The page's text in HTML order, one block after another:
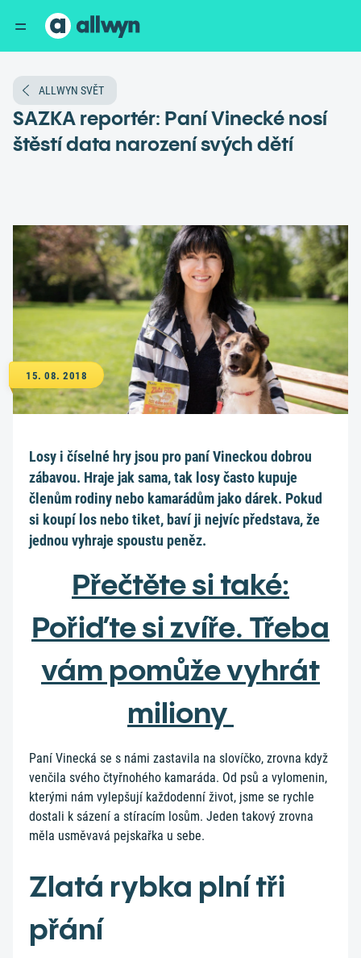
ALLWYN SVĚT
SAZKA reportér: Paní Vinecké nosí
štěstí data narození svých dětí
15. 08. 2018
Losy i číselné hry jsou pro paní Vineckou dobrou
zábavou. Hraje jak sama, tak losy často kupuje
členům rodiny nebo kamarádům jako dárek. Pokud
si koupí los nebo tiket, baví ji nejvíc představa, že
jednou vyhraje spoustu peněz.
Přečtěte si také:
Pořiďte si zvíře. Třeba
vám pomůže vyhrát
miliony
Paní Vinecká se s námi zastavila na slovíčko, zrovna když
venčila svého čtyřnohého kamaráda. Od psů a vylomenin,
kterými nám vylepšují každodenní život, jsme se rychle
dostali k sázení a stíracím losům. Jeden takový zrovna
měla usměvavá pejskařka u sebe.
Zlatá rybka plní tři
přání